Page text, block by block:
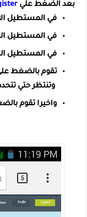
بعد الضغط علي
في المستطيل
في المستطيل
في المستطيل
تقوم بالضغط
وتنتظر حتي
واخيرا تقوم